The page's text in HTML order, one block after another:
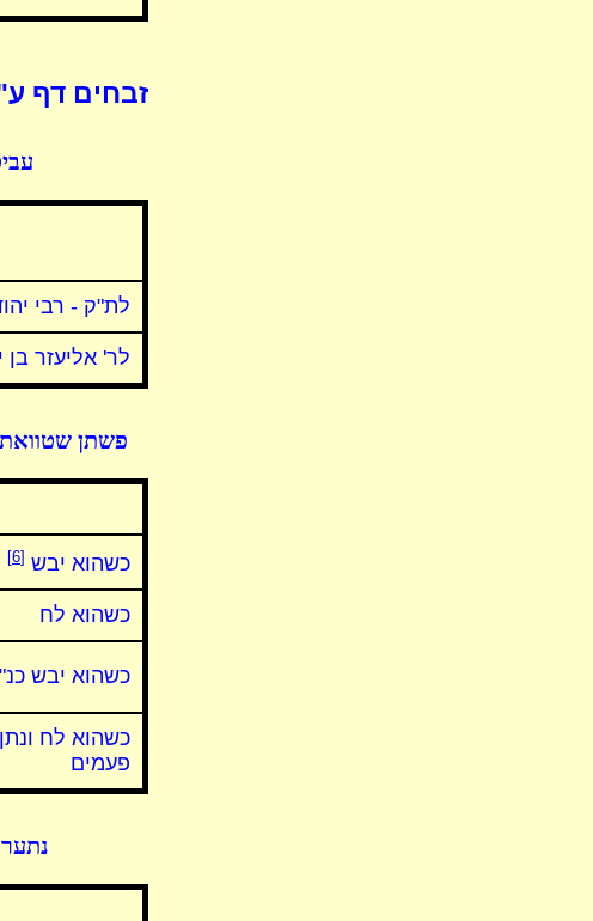
זבחים דף
לת"ק - רבי
לר' אליעזר בן
פשתן
כשהוא יבש [6]
כשהוא לח
כשהוא יבש
כשהוא לח
פעמים